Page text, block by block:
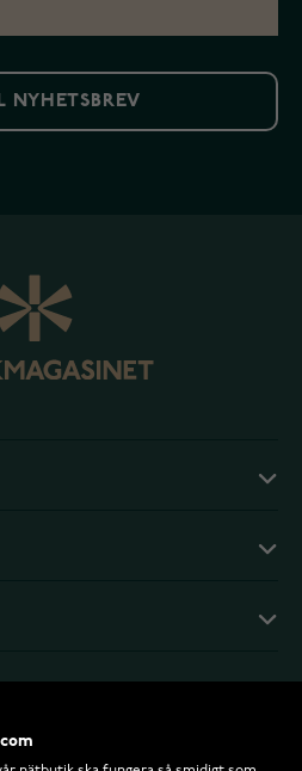
NYHETSBREV